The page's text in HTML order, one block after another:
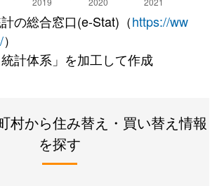
の総合窓口(e-Stat)（https://ww
）
統計体系」を加工して作成
村から住み替え・買い替え情報
を探す